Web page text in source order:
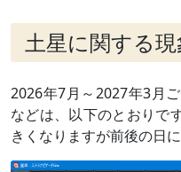
土星に関する
2026年7月～2027年3月
などは、以下のとおりで
きくなりますが前後の日